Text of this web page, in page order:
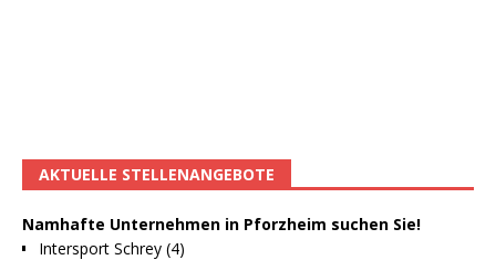
AKTUELLE STELLENANGEBOTE
Namhafte Unternehmen in Pforzheim suchen Sie!
Intersport Schrey (4)